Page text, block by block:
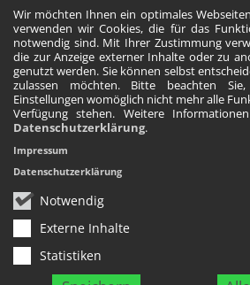
Wir möchten Ihnen ein optimales
verwenden wir Cookies, die für das
notwendig sind. Mit Ihrer Zustimmung
die zur Anzeige externer Inhalte oder zu
genutzt werden. Sie können selbst
zulassen möchten. Bitte beachten
Einstellungen womöglich nicht mehr alle
Verfügung stehen. Weitere
Datenschutzerklärung.
Notwendig
Externe Inhalte
Statistiken
Impressum
Datenschutzerklärung